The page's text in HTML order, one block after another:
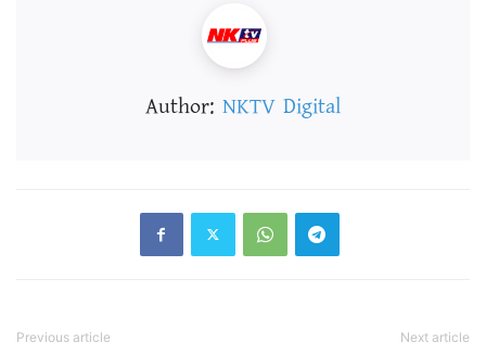
Author: NKTV Digital
Previous article Next article